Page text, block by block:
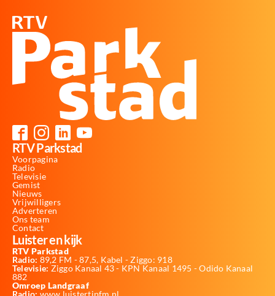
RTV Parkstad
Voorpagina
Radio
Televisie
Gemist
Nieuws
Vrijwilligers
Adverteren
Ons team
Contact
Luister en kijk
RTV Parkstad
Radio: 89,2 FM - 87,5, Kabel - Ziggo: 918
Televisie: Ziggo Kanaal 43 - KPN Kanaal 1495 - Odido Kanaal
882
Omroep Landgraaf
Radio: www.luistertipfm.nl